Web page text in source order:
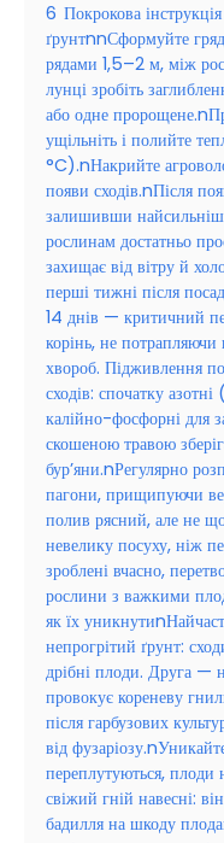
6 Покрокова
ґрунтnnСформуйте
рядами 1,5–2 м, між
лунці зробіть
або одне
ущільніть і полийте
°C).nНакрийте
появи сходів.nПісля
залишивши
рослинам достатньо
захищає від вітру й
перші тижні після
14 днів — критичний
корінь, не
хвороб. Підживлення
сходів: спочатку
калійно-фосфорні для
скошеною травою
бур’яни.nРегулярно
пагони, прищипуючи
полив рясний, але не
невелику посуху, ніж
зроблені вчасно,
рослини з важкими
як їх
непрогрітий ґрунт:
дрібні плоди. Друга —
провокує кореневу
після гарбузових
від
переплутуються, плоди
свіжий гній навесні:
бадилля на шкоду